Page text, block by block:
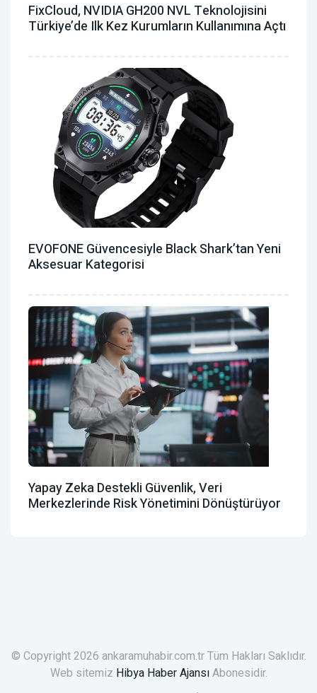
FixCloud, NVIDIA GH200 NVL Teknolojisini
Türkiye’de Ilk Kez Kurumların Kullanımına Açtı
EVOFONE Güvencesiyle Black Shark’tan Yeni
Aksesuar Kategorisi
Yapay Zeka Destekli Güvenlik, Veri
Merkezlerinde Risk Yönetimini Dönüştürüyor
© Copyright 2026 ankaramuhabir.com.tr Tüm Hakları Saklıdır.
Web sitemiz Hibya Haber AjansıAbonesidir.